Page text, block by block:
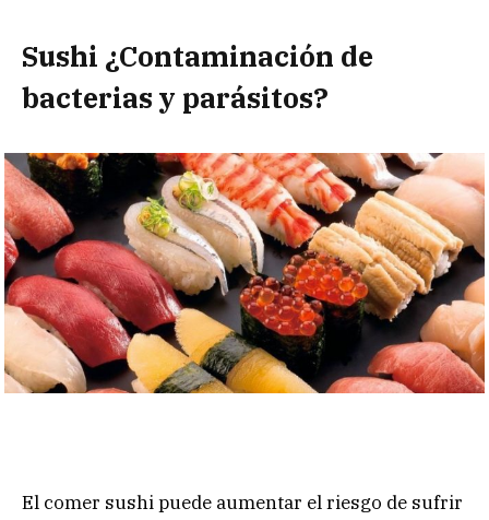
Sushi ¿Contaminación de
bacterias y parásitos?
El comer sushi puede aumentar el riesgo de sufrir